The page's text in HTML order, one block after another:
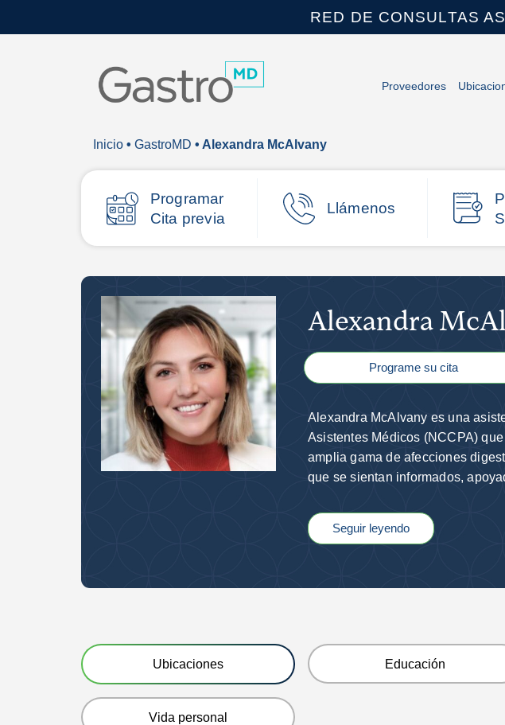
RED DE CONSULTAS
Proveedores
Inicio • GastroMD • Alexandra McAlvany
Programar
Cita previa
Llámenos
Alexandra
Programe su cita
Alexandra McAlvany es una
Asistentes Médicos (NCCPA)
amplia gama de afecciones
que se sientan informados,
Seguir leyendo
Ubicaciones Educación
Vida personal